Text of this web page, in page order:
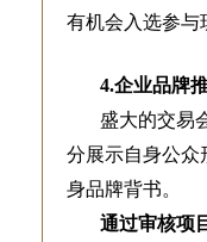
有机会入选参与
4.企业品牌
盛大的交易
分展示自身公众
身品牌背书。
通过审核项